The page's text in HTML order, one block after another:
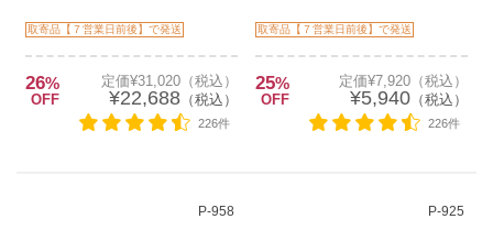
取寄品【７営業日前後】で発送
26%
OFF
定価¥31,020（税込）
¥22,688（税込）
226件
取寄品【７営業日前後】で発送
25%
OFF
定価¥7,920（税込）
¥5,940（税込）
226件
P-958 P-925